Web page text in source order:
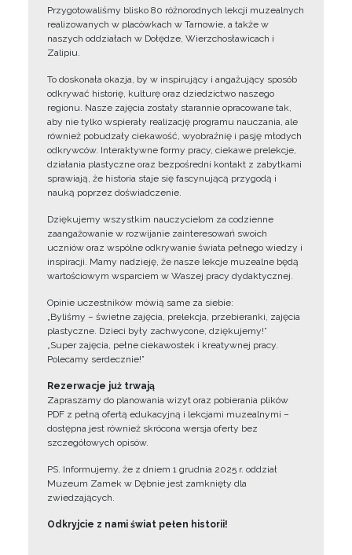
Przygotowaliśmy blisko 80 różnorodnych lekcji muzealnych
realizowanych w placówkach w Tarnowie, a także w
naszych oddziałach w Dołędze, Wierzchosławicach i
Zalipiu.
To doskonała okazja, by w inspirujący i angażujący sposób
odkrywać historię, kulturę oraz dziedzictwo naszego
regionu. Nasze zajęcia zostały starannie opracowane tak,
aby nie tylko wspierały realizację programu nauczania, ale
również pobudzały ciekawość, wyobraźnię i pasję młodych
odkrywców. Interaktywne formy pracy, ciekawe prelekcje,
działania plastyczne oraz bezpośredni kontakt z zabytkami
sprawiają, że historia staje się fascynującą przygodą i
nauką poprzez doświadczenie.
Dziękujemy wszystkim nauczycielom za codzienne
zaangażowanie w rozwijanie zainteresowań swoich
uczniów oraz wspólne odkrywanie świata pełnego wiedzy i
inspiracji. Mamy nadzieję, że nasze lekcje muzealne będą
wartościowym wsparciem w Waszej pracy dydaktycznej.
Opinie uczestników mówią same za siebie:
„Byliśmy – świetne zajęcia, prelekcja, przebieranki, zajęcia
plastyczne. Dzieci były zachwycone, dziękujemy!”
„Super zajęcia, pełne ciekawostek i kreatywnej pracy.
Polecamy serdecznie!”
Rezerwacje już trwają
Zapraszamy do planowania wizyt oraz pobierania plików
PDF z pełną ofertą edukacyjną i lekcjami muzealnymi –
dostępna jest również skrócona wersja oferty bez
szczegółowych opisów.
PS. Informujemy, że z dniem 1 grudnia 2025 r. oddział
Muzeum Zamek w Dębnie jest zamknięty dla
zwiedzających.
Odkryjcie z nami świat pełen historii!